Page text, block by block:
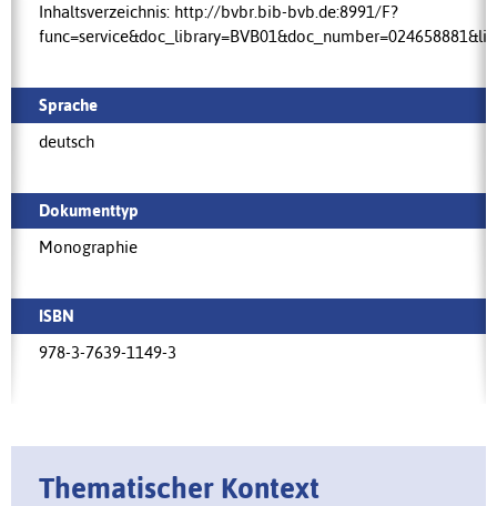
Inhaltsverzeichnis: http://bvbr.bib-bvb.de:8991/F?
Sprache
deutsch
Dokumenttyp
Monographie
ISBN
978-3-7639-1149-3
Thematischer Kontext